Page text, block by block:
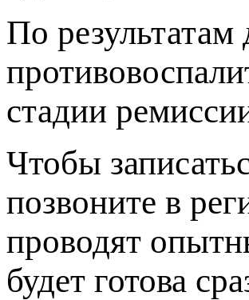
По результатам
стадии
Чтобы
озвоните в
роводят
удет готова